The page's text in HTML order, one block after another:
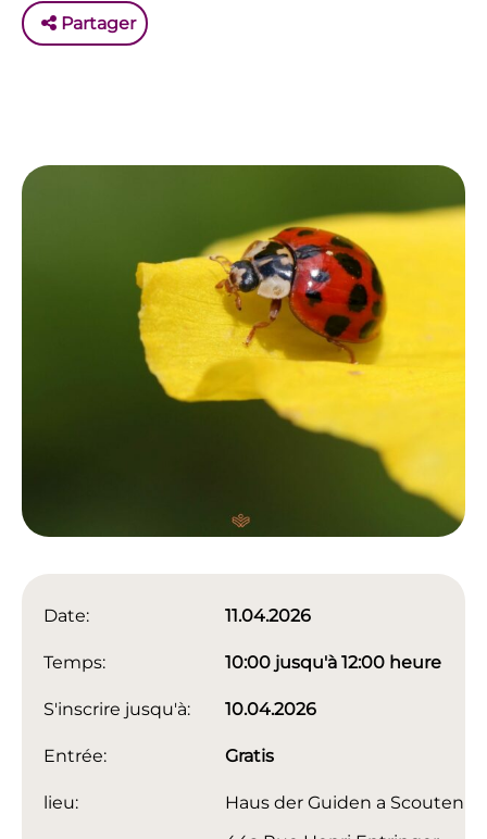
Partager
Date: 11.04.2026
Temps: 10:00 jusqu'à 12:00 heure
S'inscrire jusqu'à: 10.04.2026
Entrée: Gratis
lieu:
Haus der Guiden a Scouten